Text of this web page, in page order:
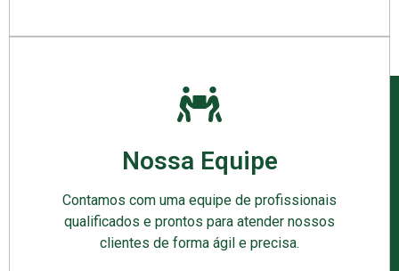
Nossa Equipe
Contamos com uma equipe de profissionais
qualificados e prontos para atender nossos
clientes de forma ágil e precisa.